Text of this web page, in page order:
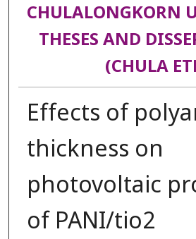
CHULALONGKORN
THESES AND
(CHULA
Effects of
thickness on
photovoltaic
of PANI/tio2